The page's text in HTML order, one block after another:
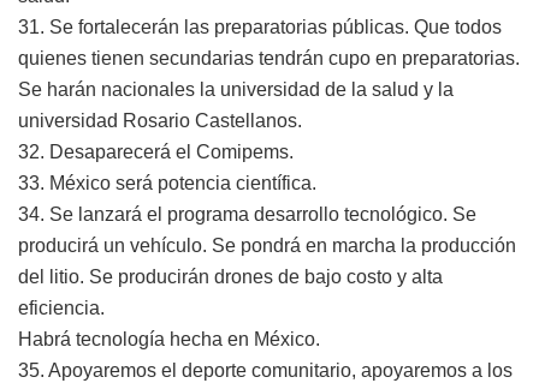
31. Se fortalecerán las preparatorias públicas. Que todos
quienes tienen secundarias tendrán cupo en preparatorias.
Se harán nacionales la universidad de la salud y la
universidad Rosario Castellanos.
32. Desaparecerá el Comipems.
33. México será potencia científica.
34. Se lanzará el programa desarrollo tecnológico. Se
producirá un vehículo. Se pondrá en marcha la producción
del litio. Se producirán drones de bajo costo y alta
eficiencia.
Habrá tecnología hecha en México.
35. Apoyaremos el deporte comunitario, apoyaremos a los